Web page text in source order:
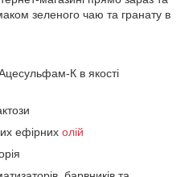
зеленого чаю та гранату в
К в якості
ефірних олій